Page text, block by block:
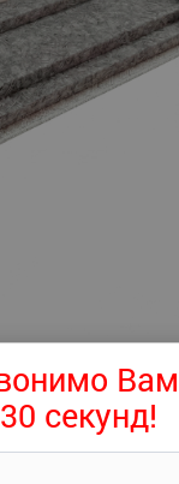
Вам
секунд!